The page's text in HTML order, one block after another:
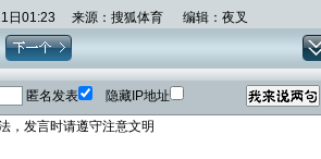
日01:23 来源：搜狐体育 编辑：夜叉
匿名发表 隐藏IP地址